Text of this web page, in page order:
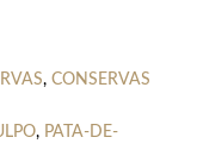
, CONSERVAS
, PATA-DE-